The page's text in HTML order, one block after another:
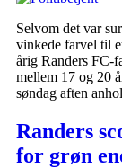
Selvom det var
vinkede farvel til
årig Randers FC-
mellem 17 og 20
søndag aften
Randers
for grøn